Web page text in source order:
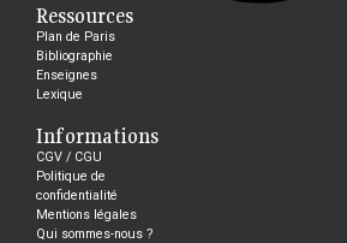
Ressources
Plan de Paris
Bibliographie
Enseignes
Lexique
Informations
CGV / CGU
Politique de
confidentialité
Mentions légales
Qui sommes-nous ?